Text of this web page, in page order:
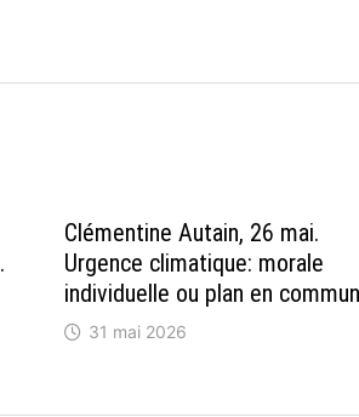
Clémentine Autain, 26 mai.
Urgence climatique: morale
individuelle ou plan en
31 mai 2026